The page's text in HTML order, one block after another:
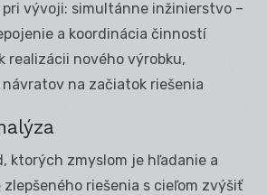
pri vývoji: simultánne inžinierstvo –
a koordinácia činností
realizácii nového výrobku,
na začiatok riešenia
ktorých zmyslom je hľadanie a
riešenia s cieľom zvýšiť